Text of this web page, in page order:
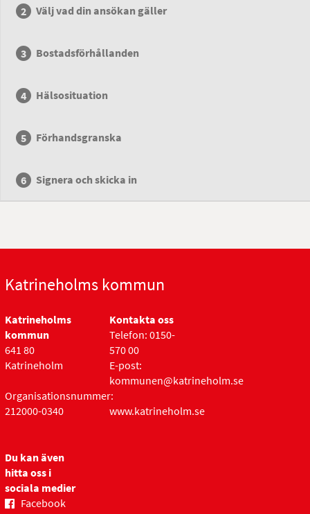
Välj vad din ansökan gäller
Bostadsförhållanden
Hälsosituation
Förhandsgranska
Signera och skicka in
Katrineholms kommun
Katrineholms
kommun
641 80
Katrineholm
Organisationsnummer:
212000-0340
Kontakta oss
Telefon: 0150-
570 00
E-post:
kommunen@katrineholm.se
www.katrineholm.se
Du kan även
hitta oss i
sociala medier
Facebook